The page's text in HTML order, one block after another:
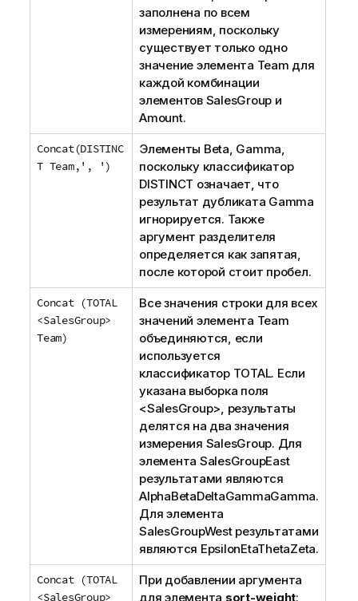
заполнена по всем
измерениям, поскольку
существует только одно
значение элемента Team для
каждой комбинации
элементов SalesGroup и
Amount.
Concat(DISTINC
T Team,', ')
Элементы Beta, Gamma,
поскольку классификатор
DISTINCT означает, что
результат дубликата Gamma
игнорируется. Также
аргумент разделителя
определяется как запятая,
после которой стоит пробел.
Concat (TOTAL
<SalesGroup>
Team)
Все значения строки для всех
значений элемента Team
объединяются, если
используется
классификатор TOTAL. Если
указана выборка поля
<SalesGroup>, результаты
делятся на два значения
измерения SalesGroup. Для
элемента SalesGroupEast
результатами являются
AlphaBetaDeltaGammaGamma.
Для элемента
SalesGroupWestрезультатами
являются EpsilonEtaThetaZeta.
Concat (TOTAL
<SalesGroup>
При добавлении аргумента
для элемента sort-weight: